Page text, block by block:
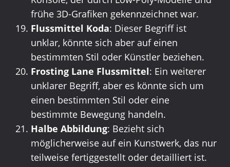
frühe 3D-Grafiken gekennzeichnet war.
Flussmittel Koda: Dieser Begriff ist
unklar, könnte sich aber auf einen
bestimmten Stil oder Künstler beziehen.
Frosting Lane Flussmittel: Ein weiterer
unklarer Begriff, aber es könnte sich um
einen bestimmten Stil oder eine
bestimmte Bewegung handeln.
Halbe Abbildung: Bezieht sich
möglicherweise auf ein Kunstwerk, das nur
teilweise fertiggestellt oder detailliert ist.